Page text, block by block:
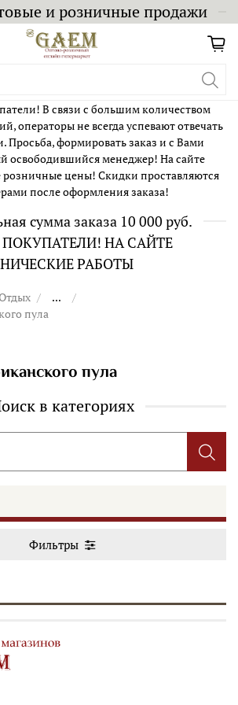
и розничные продажи
В связи с большим количеством
операторы не всегда успевают отвечать
Просьба, формировать заказ и с Вами
освободившийся менеджер! На сайте
цены! Скидки проставляются
после оформления заказа!
сумма заказа 10 000 руб.
НА САЙТЕ
РАБОТЫ
...
пула
пула
в категориях
Фильтры